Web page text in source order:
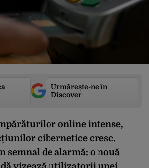
Urmărește-ne în
Discover
online intense,
cibernetice cresc.
semnal de alarmă: o nouă
vizează utilizatorii unei